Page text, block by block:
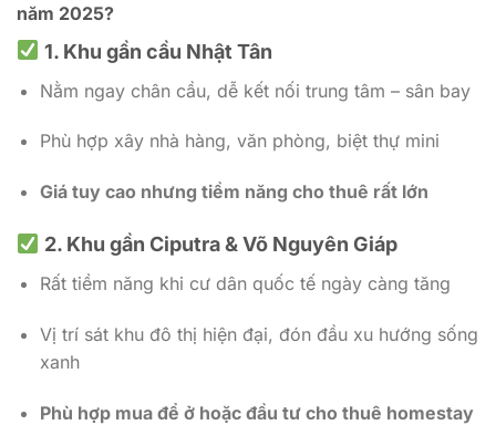
năm 2025?
1. Khu gần cầu Nhật Tân
Nằm ngay chân cầu, dễ kết nối trung tâm – sân bay
Phù hợp xây nhà hàng, văn phòng, biệt thự mini
Giá tuy cao nhưng tiềm năng cho thuê rất lớn
2. Khu gần Ciputra & Võ Nguyên Giáp
Rất tiềm năng khi cư dân quốc tế ngày càng tăng
Vị trí sát khu đô thị hiện đại, đón đầu xu hướng sống
xanh
Phù hợp mua để ở hoặc đầu tư cho thuê homestay